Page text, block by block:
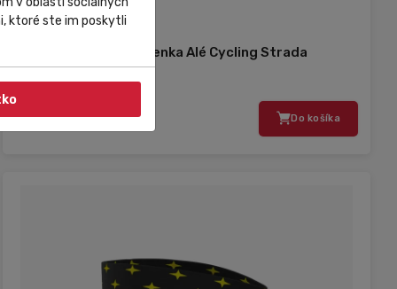
Alé Cycling Wear
Zimná cyklistická čelenka Alé Cycling Strada
čierna/tyrkysová
14,35 € Do košíka
ktoré ste im poskytli